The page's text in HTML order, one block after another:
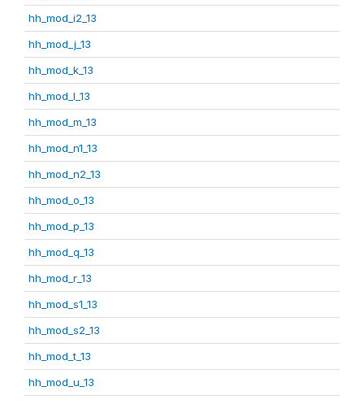
hh_mod_i2_13
hh_mod_j_13
hh_mod_k_13
hh_mod_l_13
hh_mod_m_13
hh_mod_n1_13
hh_mod_n2_13
hh_mod_o_13
hh_mod_p_13
hh_mod_q_13
hh_mod_r_13
hh_mod_s1_13
hh_mod_s2_13
hh_mod_t_13
hh_mod_u_13